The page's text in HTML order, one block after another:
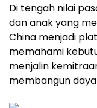
Di tengah nilai
dan anak yang
China menjadi
memahami
menjalin
membangun daya